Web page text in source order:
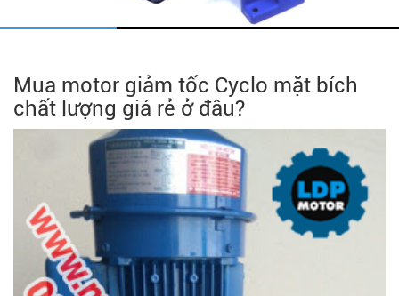
Mua motor giảm tốc Cyclo mặt bích
chất lượng giá rẻ ở đâu?